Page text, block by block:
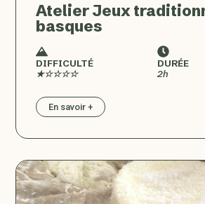
Atelier Jeux
basques
DIFFICULTÉ
★☆☆☆☆
DURÉE
2h
En savoir +